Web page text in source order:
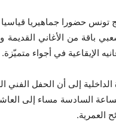
تونس حضورا جماهيريا
باقة من الأغاني القديمة
الإيقاعية في أجواء متميّزة.
الساعة السادسة مساء
العمرية.